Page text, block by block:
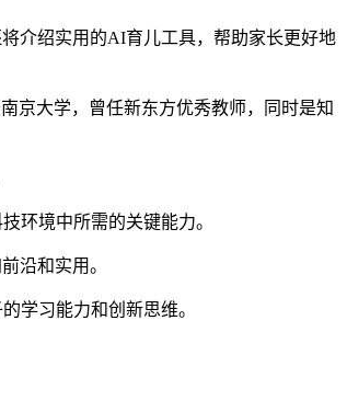
介绍实用的AI育儿工具，帮助家长更好地
京大学，曾任新东方优秀教师，同时是知
环境中所需的关键能力。
沿和实用。
学习能力和创新思维。